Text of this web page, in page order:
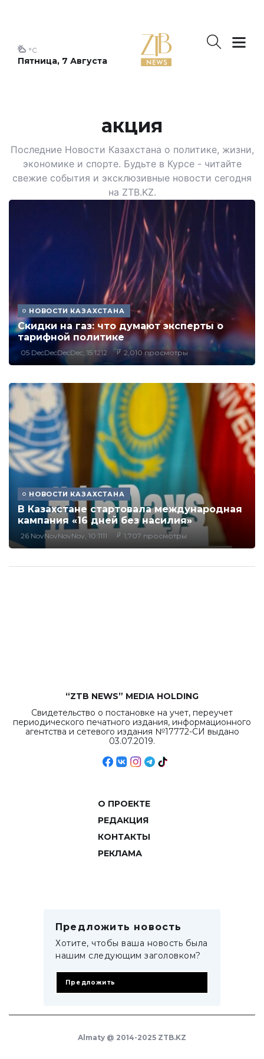
Пятница, 7 Августа
°C
акция
Последние Новости Казахстана о политике, жизни,
экономике и спорте. Будьте в Курсе - читайте
свежие события и эксклюзивные новости сегодня
на ZTB.KZ.
НОВОСТИ КАЗАХСТАНА
Скидки на газ: что думают эксперты о
тарифной политике
05 DecDecDecDec, 15:1212 2,010 просмотры
НОВОСТИ КАЗАХСТАНА
В Казахстане стартовала международная
кампания «16 дней без насилия»
26 NovNovNovNov, 10:1111 1,707 просмотры
“ZTB NEWS” MEDIA HOLDING
Свидетельство о постановке на учет, переучет
периодического печатного издания, информационного
агентства и сетевого издания №17772-СИ выдано
03.07.2019.
О ПРОЕКТЕ
РЕДАКЦИЯ
КОНТАКТЫ
РЕКЛАМА
Предложить новость
Хотите, чтобы ваша новость была
нашим следующим заголовком?
Предложить
Almaty @ 2014-2025 ZTB.KZ